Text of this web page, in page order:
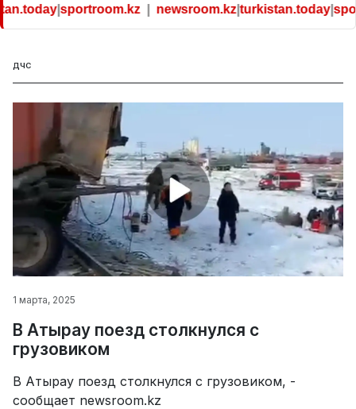
|sportroom.kz| newsroom.kz|turkistan.today|
ДЧС
1 марта, 2025
В Атырау поезд столкнулся с
грузовиком
В Атырау поезд столкнулся с грузовиком, -
сообщает newsroom.kz